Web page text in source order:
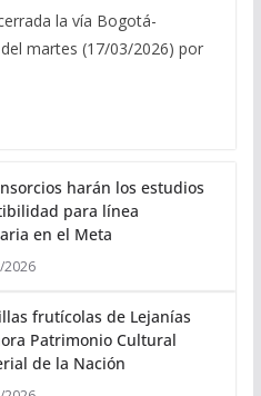
la vía Bogotá-
martes (17/03/2026) por
harán los estudios
para línea
en el Meta
2026
frutícolas de Lejanías
Patrimonio Cultural
de la Nación